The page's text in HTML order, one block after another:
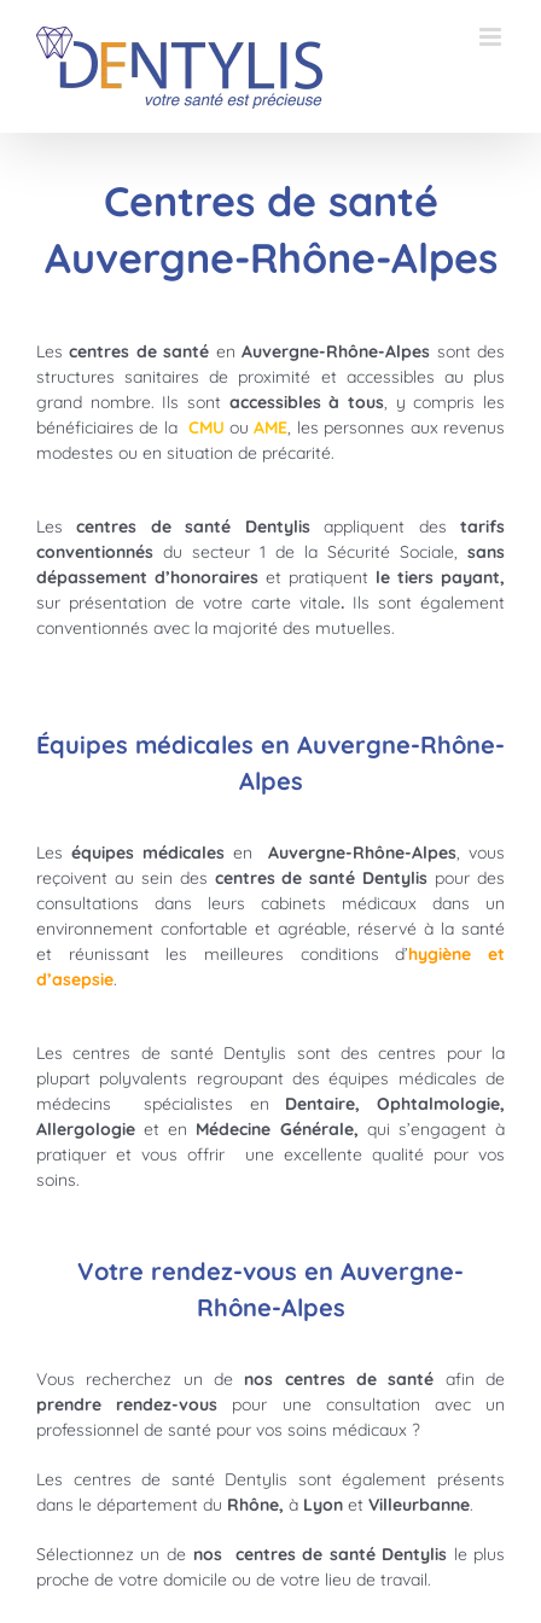
contenu
Centres de santé
Auvergne-Rhône-Alpes
Lescentres de santé en Auvergne-Rhône-Alpes sont des
structures sanitaires de proximité et accessibles au plus
grand nombre. Ils sont accessibles à tous , y compris les
bénéficiaires de la CMU ouAME , les personnes aux revenus
modestes ou en situation de précarité.
Lescentres de santé Dentylisappliquent destarifs
conventionnésdu secteur 1 de la Sécurité Sociale,sans
dépassement d’honoraires et pratiquent le tiers payant,
sur présentation de votre carte vitale. Ils sont également
conventionnés avec la majorité des mutuelles.
Équipes médicales en Auvergne-Rhône-
Alpes
Les équipes médicalesenAuvergne-Rhône-Alpes, vous
reçoivent au sein des centres de santé Dentylis pour des
consultations dans leurs cabinets médicaux dans un
environnement confortable et agréable, réservé à la santé
et réunissant les meilleures conditions d’hygiène et
d’asepsie.
Les centres de santé Dentylis sont des centres pour la
plupart polyvalents regroupant des équipes médicales de
médecins spécialistes en Dentaire, Ophtalmologie,
Allergologieet en Médecine Générale, qui s’engagent à
pratiquer et vous offrir une excellente qualité pour vos
soins.
Votre rendez-vous en Auvergne-
Rhône-Alpes
Vous recherchez un de nos centres de santé afin de
prendre rendez-vous pour une consultation avec un
professionnel de santé pour vos soins médicaux ?
Les centres de santé Dentylis sont également présents
dans le département du Rhône, àLyon et Villeurbanne.
Sélectionnez un de nos centres de santé Dentylis le plus
proche de votre domicile ou de votre lieu de travail.